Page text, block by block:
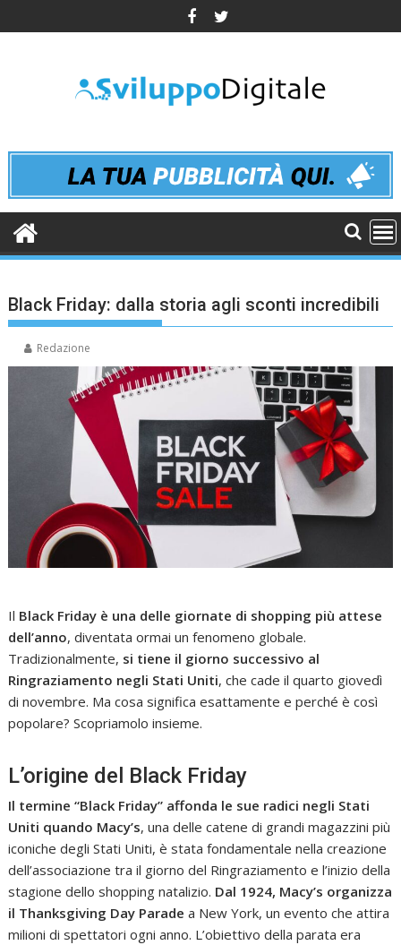
to
Black Friday: dalla storia agli sconti incredibili
Redazione
Il Black Friday è una delle giornate di shopping più attese
dell’anno, diventata ormai un fenomeno globale.
Tradizionalmente, si tiene il giorno successivo al
Ringraziamento negli Stati Uniti, che cade il quarto giovedì
di novembre. Ma cosa significa esattamente e perché è così
popolare? Scopriamolo insieme.
L’origine del Black Friday
Il termine “Black Friday” affonda le sue radici negli Stati
Uniti quando Macy’s, una delle catene di grandi magazzini più
iconiche degli Stati Uniti, è stata fondamentale nella creazione
dell’associazione tra il giorno del Ringraziamento e l’inizio della
stagione dello shopping natalizio. Dal 1924, Macy’s organizza
il Thanksgiving Day Parade a New York, un evento che attira
milioni di spettatori ogni anno. L’obiettivo della parata era